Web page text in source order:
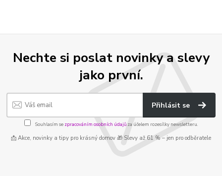
Nechte si poslat novinky a slevy
jako první.
Přihlásit se
Souhlasím se zpracováním osobních údajůza účelem rozesílky newsletteru.
📩 Akce, novinky a tipy pro krásný domov 🎁 Slevy až 61 % – jen pro odběratele